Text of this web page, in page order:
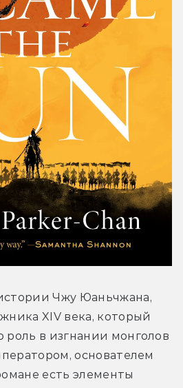
Чжу Юаньчжана,
XIV века, который
в изгнании монголов
основателем
есть элементы